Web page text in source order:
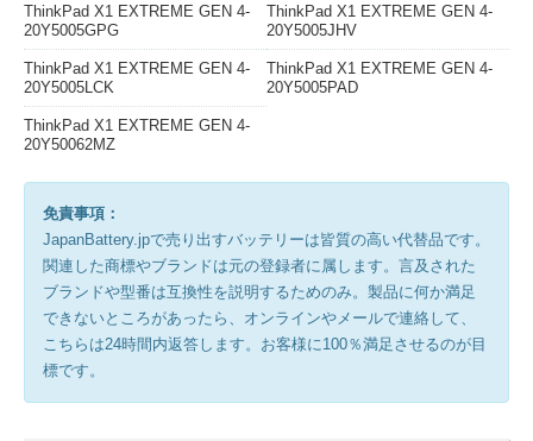
ThinkPad X1 EXTREME GEN 4-
20Y5005GPG
ThinkPad X1 EXTREME GEN 4-
20Y5005JHV
ThinkPad X1 EXTREME GEN 4-
20Y5005LCK
ThinkPad X1 EXTREME GEN 4-
20Y5005PAD
ThinkPad X1 EXTREME GEN 4-
20Y50062MZ
免責事項：
JapanBattery.jpで売り出すバッテリーは皆質の高い代替品です。
関連した商標やブランドは元の登録者に属します。言及された
ブランドや型番は互換性を説明するためのみ。製品に何か満足
できないところがあったら、オンラインやメールで連絡して、
こちらは24時間内返答します。お客様に100％満足させるのが目
標です。